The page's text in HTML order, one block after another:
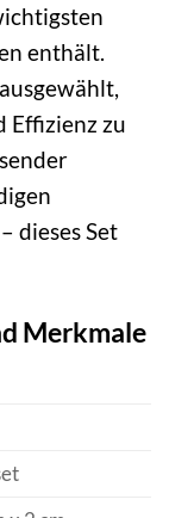
enthält.
Effizienz zu
dieses Set
Merkmale